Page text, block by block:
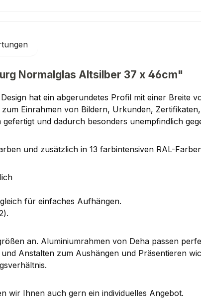
Normalglas Altsilber 37 x 46cm"
hat ein abgerundetes Profil mit einer Breite
Einrahmen von Bildern, Urkunden,
und dadurch besonders unempfindlich
und zusätzlich in 13 farbintensiven RAL-
für einfaches Aufhängen.
an. Aluminiumrahmen von Deha passen
Anstalten zum Aushängen und Präsentieren
wir Ihnen auch gern ein individuelles Angebot.